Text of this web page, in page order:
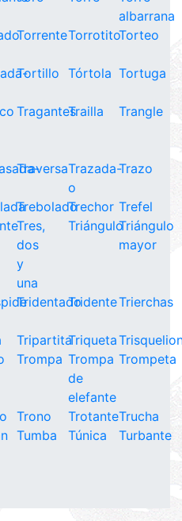
albarrana
TorrenteTorrotitoTorteo
Tortillo Tórtola Tortuga
TragantesTrailla Trangle
TraversaTrazada-
o
Trazo
TreboladoTrechor Trefel
Tres,
dos
y
una
TriánguloTriángulo
mayor
TridentadoTridenteTrierchas
TripartitaTriqueta
Trompa Trompa
de
elefante
Trompeta
Trono TrotanteTrucha
Tumba Túnica Turbante